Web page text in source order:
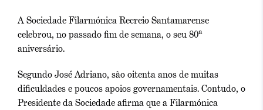
A Sociedade Filarmónica Recreio Santamarense
celebrou, no passado fim de semana, o seu 80ª
aniversário.
Segundo José Adriano, são oitenta anos de muitas
dificuldades e poucos apoios governamentais. Contudo, o
Presidente da Sociedade afirma que a Filarmónica